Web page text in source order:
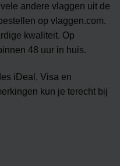
andere vlaggen uit de
op vlaggen.com.
kwaliteit. Op
48 uur in huis.
iDeal, Visa en
kun je terecht bij